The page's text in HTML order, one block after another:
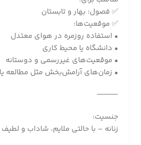
✅ فصول: بهار و تابستان
✅ موقعیت‌ها:
• استفاده روزمره در هوای معتدل
• دانشگاه یا محیط کاری
• موقعیت‌های غیررسمی و دوستانه
• زمان‌های آرامش‌بخش مثل مطالعه
⸻
جنسیت:
زنانه – با حالتی ملایم، شاداب و لطیف